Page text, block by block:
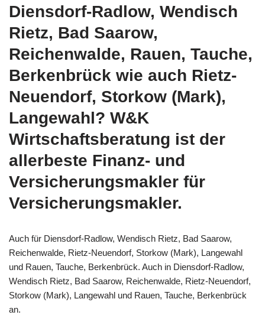
Diensdorf-Radlow, Wendisch
Rietz, Bad Saarow,
Reichenwalde, Rauen, Tauche,
Berkenbrück wie auch Rietz-
Neuendorf, Storkow (Mark),
Langewahl? W&K
Wirtschaftsberatung ist der
allerbeste Finanz- und
Versicherungsmakler für
Versicherungsmakler.
Auch für Diensdorf-Radlow, Wendisch Rietz, Bad Saarow,
Reichenwalde, Rietz-Neuendorf, Storkow (Mark), Langewahl
und Rauen, Tauche, Berkenbrück. Auch in Diensdorf-Radlow,
Wendisch Rietz, Bad Saarow, Reichenwalde, Rietz-Neuendorf,
Storkow (Mark), Langewahl und Rauen, Tauche, Berkenbrück
an.